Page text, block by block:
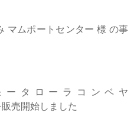
マムポートセンター 様 の事
ータローラコンベヤ
売開始しました